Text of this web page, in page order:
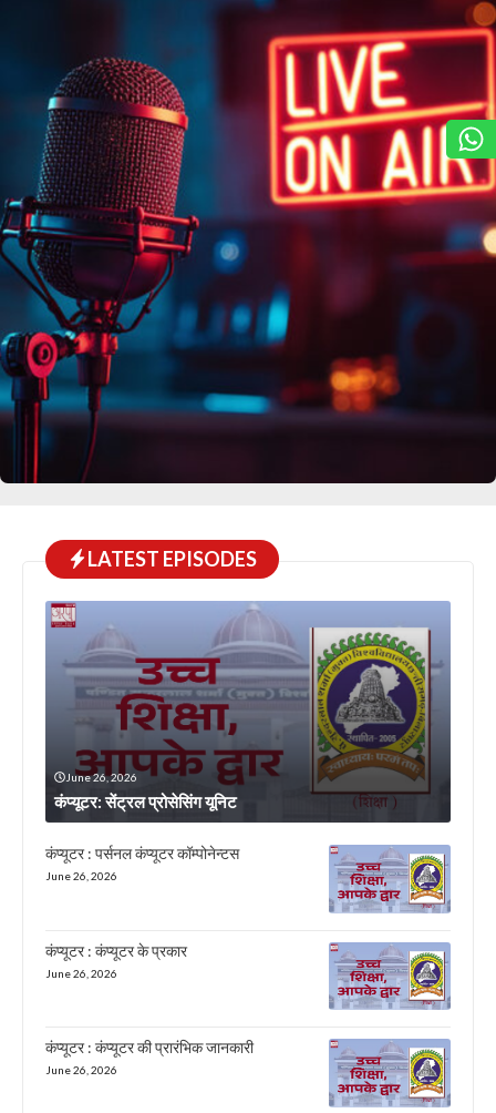
LATEST EPISODES
June 26, 2026
कंप्यूटर: सेंट्रल प्रोसेसिंग यूनिट
कंप्यूटर : पर्सनल कंप्यूटर कॉम्पोनेन्टस
June 26, 2026
कंप्यूटर : कंप्यूटर के प्रकार
June 26, 2026
कंप्यूटर : कंप्यूटर की प्रारंभिक जानकारी
June 26, 2026